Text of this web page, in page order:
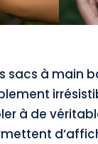
sacs à main
à de